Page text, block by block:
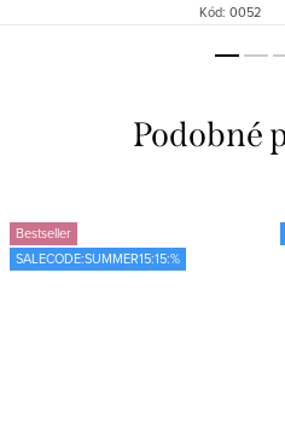
Kód: 0052
Bestseller
SALECODE:SUMMER15:15:%